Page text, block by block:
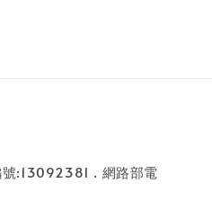
:13092381 . 網路部電